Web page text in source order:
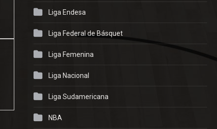
Liga Endesa
Liga Federal de Básquet
Liga Femenina
Liga Nacional
Liga Sudamericana
NBA